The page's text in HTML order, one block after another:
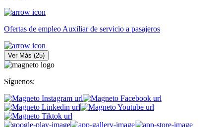
Ofertas de empleo Auxiliar de servicio a pasajeros
Ver Más (25)
Síguenos: